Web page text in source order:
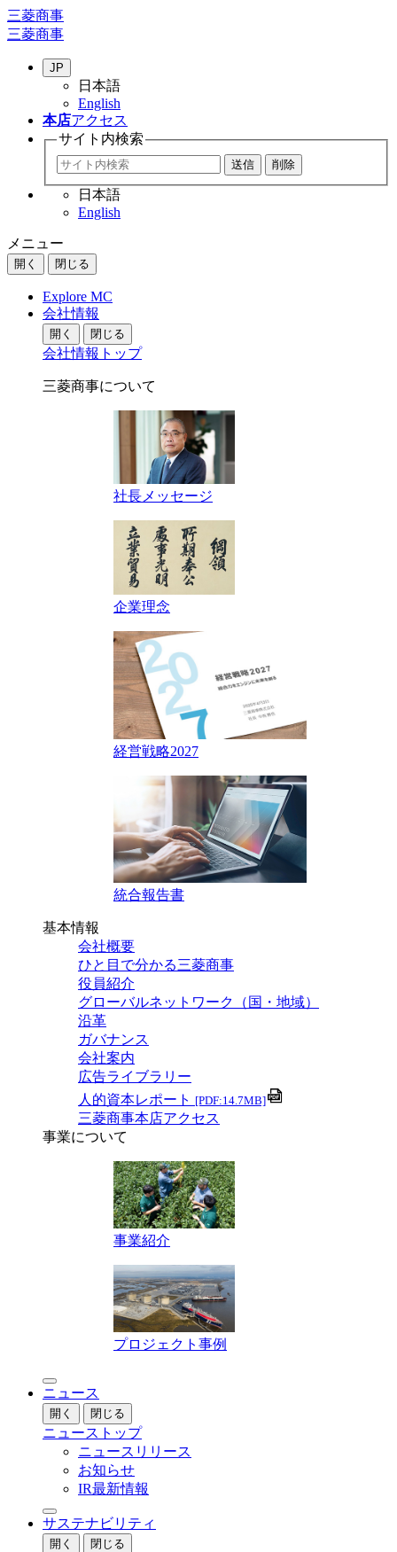
三菱商事
三菱商事
JP
日本語
English
本店アクセス
サイト内検索
日本語
English
メニュー
開く 閉じる
Explore MC
会社情報
開く 閉じる
会社情報トップ
三菱商事について
社長メッセージ
企業理念
経営戦略2027
統合報告書
基本情報
会社概要
ひと目で分かる三菱商事
役員紹介
グローバルネットワーク（国・地域）
沿革
ガバナンス
会社案内
広告ライブラリー
人的資本レポート [PDF:14.7MB]
三菱商事本店アクセス
事業について
事業紹介
プロジェクト事例
ニュース
開く 閉じる
ニューストップ
ニュースリリース
お知らせ
IR最新情報
サステナビリティ
開く 閉じる